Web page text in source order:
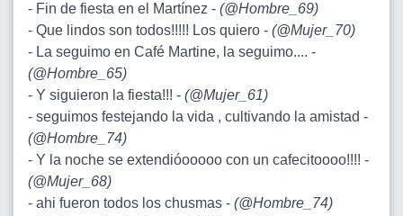
- Fin de fiesta en el Martínez - (@Hombre_69)
- Que lindos son todos!!!!! Los quiero - (@Mujer_70)
- La seguimo en Café Martine, la seguimo.... -
(@Hombre_65)
- Y siguieron la fiesta!!! - (@Mujer_61)
- seguimos festejando la vida , cultivando la amistad -
(@Hombre_74)
- Y la noche se extendióooooo con un cafecitoooo!!!! -
(@Mujer_68)
- ahi fueron todos los chusmas - (@Hombre_74)